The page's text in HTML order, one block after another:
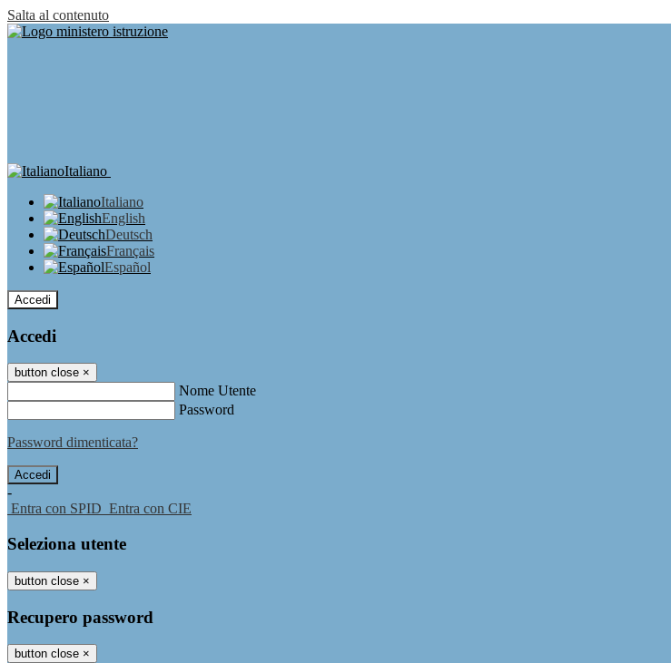
Salta al contenuto
Italiano
Italiano
English
Deutsch
Français
Español
Accedi
Accedi
button close ×
Nome Utente
Password
Password dimenticata?
-
Entra con SPID Entra con CIE
Seleziona utente
button close ×
Recupero password
button close ×